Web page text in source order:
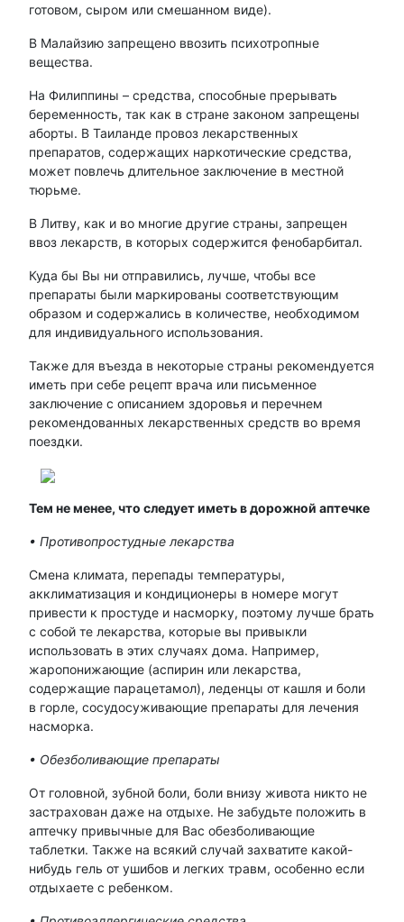
готовом, сыром или смешанном виде).
В Малайзию запрещено ввозить психотропные
вещества.
На Филиппины – средства, способные прерывать
беременность, так как в стране законом запрещены
аборты. В Таиланде провоз лекарственных
препаратов, содержащих наркотические средства,
может повлечь длительное заключение в местной
тюрьме.
В Литву, как и во многие другие страны, запрещен
ввоз лекарств, в которых содержится фенобарбитал.
Куда бы Вы ни отправились, лучше, чтобы все
препараты были маркированы соответствующим
образом и содержались в количестве, необходимом
для индивидуального использования.
Также для въезда в некоторые страны рекомендуется
иметь при себе рецепт врача или письменное
заключение с описанием здоровья и перечнем
рекомендованных лекарственных средств во время
поездки.
Тем не менее, что следует иметь в дорожной аптечке
• Противопростудные лекарства
Смена климата, перепады температуры,
акклиматизация и кондиционеры в номере могут
привести к простуде и насморку, поэтому лучше брать
с собой те лекарства, которые вы привыкли
использовать в этих случаях дома. Например,
жаропонижающие (аспирин или лекарства,
содержащие парацетамол), леденцы от кашля и боли
в горле, сосудосуживающие препараты для лечения
насморка.
• Обезболивающие препараты
От головной, зубной боли, боли внизу живота никто не
застрахован даже на отдыхе. Не забудьте положить в
аптечку привычные для Вас обезболивающие
таблетки. Также на всякий случай захватите какой-
нибудь гель от ушибов и легких травм, особенно если
отдыхаете с ребенком.